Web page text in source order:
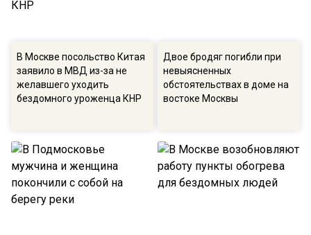
В Москве посольство Китая
заявило в МВД из-за не
желавшего уходить
бездомного уроженца КНР
Двое бродяг погибли при
невыясненных
обстоятельствах в доме на
востоке Москвы